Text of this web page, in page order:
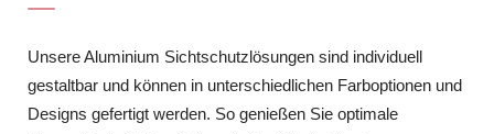
Unsere Aluminium Sichtschutzlösungen sind individuell
gestaltbar und können in unterschiedlichen Farboptionen und
Designs gefertigt werden. So genießen Sie optimale